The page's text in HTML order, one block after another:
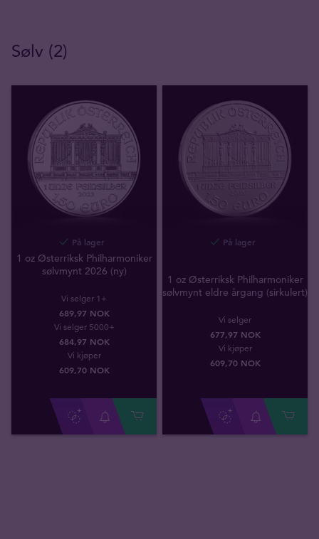
Sølv (2)
På lager
1 oz Østerriksk Philharmoniker
sølvmynt 2026 (ny)
Vi selger 1+
689,97 NOK
Vi selger 5000+
684,97 NOK
Vi kjøper
609,70 NOK
På lager
1 oz Østerriksk Philharmoniker
sølvmynt eldre årgang (sirkulert)
Vi selger
677,97 NOK
Vi kjøper
609,70 NOK